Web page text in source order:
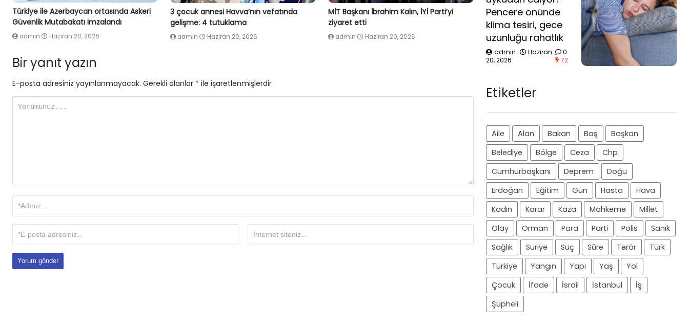
Türkiye ile Azerbaycan ortasında Askeri
Güvenlik Mutabakatı imzalandı
admin Haziran 20, 2026
3 çocuk annesi Havva’nın vefatında
gelişme: 4 tutuklama
admin Haziran 20, 2026
MİT Başkanı İbrahim Kalın, İYİ Parti’yi
ziyaret etti
admin Haziran 20, 2026
Bir yanıt yazın
E-posta adresiniz yayınlanmayacak. Gerekli alanlar * ile işaretlenmişlerdir
Pencere önünde
klima tesiri, gece
uzunluğu rahatlık
admin
Haziran
20, 2026
0
72
Etiketler
Aile Alan Bakan Baş
Başkan
Belediye
Bölge Ceza
Chp
Cumhurbaşkanı
Deprem
Doğu
Erdoğan
Eğitim Gün Hasta
Hava
Kadın
Karar Kaza Mahkeme
Millet
Olay
Orman Para Parti Polis
Sanık
Sağlık
Suriye Suç Süre Terör
Türk
Türkiye
Yangın Yapı Yaş
Yol
Çocuk
İfade İsrail İstanbul
İş
Şüpheli